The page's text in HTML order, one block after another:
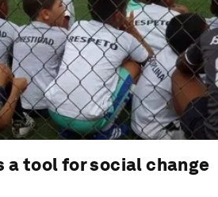
a tool for social change